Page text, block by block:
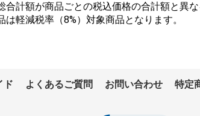
合計額が商品ごとの税込価格の合計額と異
は軽減税率（8%）対象商品となります。
ド よくあるご質問 お問い合わせ 特定